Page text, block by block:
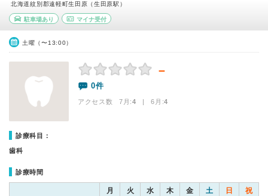
北海道紋別郡遠軽町生田原（生田原駅）
駐車場あり マイナ受付
土曜（〜13:00）
－
0件
アクセス数 7月:4 | 6月:4
診療科目：
歯科
診療時間
月 火 水 木 金 土 日 祝